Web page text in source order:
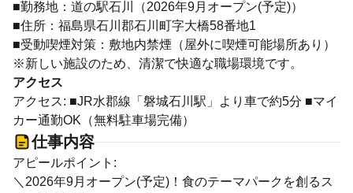
■勤務地：道の駅石川（2026年9月オープン(予定)）
■住所：福島県石川郡石川町字大橋58番地1
■受動喫煙対策：敷地内禁煙（屋外に喫煙可能場所あり）
※新しい施設のため、清潔で快適な職場環境です。
アクセス
アクセス: ■JR水郡線「磐城石川駅」より車で約5分 ■マイ
カー通勤OK（無料駐車場完備）
仕事内容
アピールポイント:
＼2026年9月オープン(予定)！食のテーマパークを創るス